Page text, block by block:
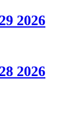
2026
2026